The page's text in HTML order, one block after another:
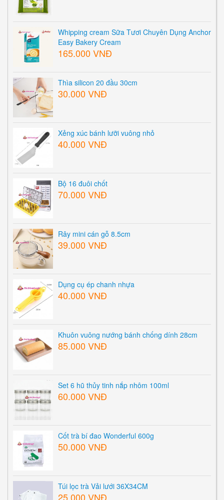
Whipping cream Sữa Tươi Chuyên Dụng Anchor
Easy Bakery Cream
165.000 VNĐ
Thìa silicon 20 đầu 30cm
30.000 VNĐ
Xẻng xúc bánh lưỡi vuông nhỏ
40.000 VNĐ
Bộ 16 đuôi chốt
70.000 VNĐ
Rây mini cán gỗ 8.5cm
39.000 VNĐ
Dụng cụ ép chanh nhựa
40.000 VNĐ
Khuôn vuông nướng bánh chống dính 28cm
85.000 VNĐ
Set 6 hũ thủy tinh nắp nhôm 100ml
60.000 VNĐ
Cốt trà bí đao Wonderful 600g
50.000 VNĐ
Túi lọc trà Vải lưới 36X34CM
25.000 VNĐ